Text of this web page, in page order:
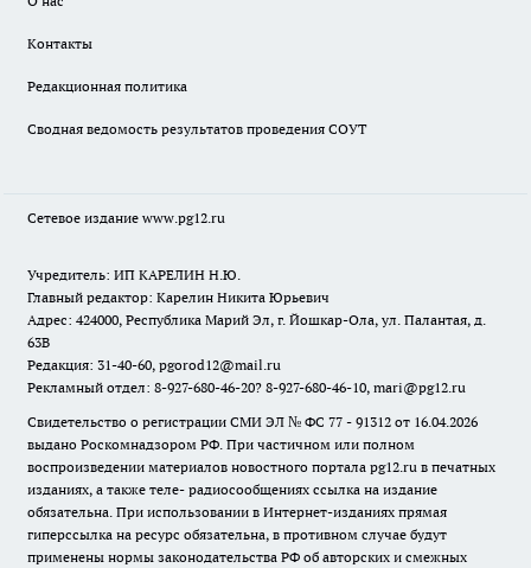
Контакты
Редакционная политика
Сводная ведомость результатов проведения СОУТ
Сетевое издание www.pg12.ru
Учредитель: ИП КАРЕЛИН Н.Ю.
Главный редактор: Карелин Никита Юрьевич
Адрес: 424000, Республика Марий Эл, г. Йошкар-Ола, ул. Палантая, д.
63В
Редакция: 31-40-60, pgorod12@mail.ru
Рекламный отдел: 8-927-680-46-20? 8-927-680-46-10, mari@pg12.ru
Свидетельство о регистрации СМИ ЭЛ № ФС 77 - 91312 от 16.04.2026
выдано Роскомнадзором РФ. При частичном или полном
воспроизведении материалов новостного портала pg12.ru в печатных
изданиях, а также теле- радиосообщениях ссылка на издание
обязательна. При использовании в Интернет-изданиях прямая
гиперссылка на ресурс обязательна, в противном случае будут
применены нормы законодательства РФ об авторских и смежных